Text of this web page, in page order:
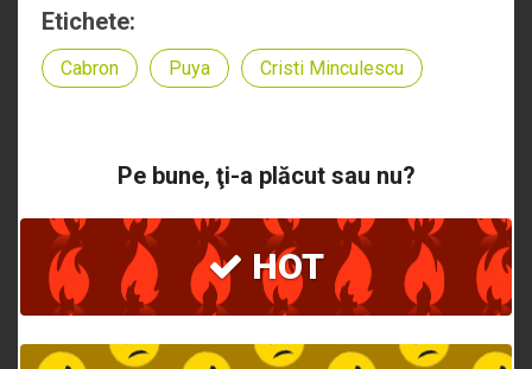
Etichete:
Cabron Puya Cristi Minculescu
Pe bune, ţi-a plăcut sau nu?
HOT